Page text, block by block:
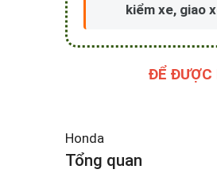
kiểm xe, giao
ĐỂ ĐƯỢC
Honda
Tổng quan